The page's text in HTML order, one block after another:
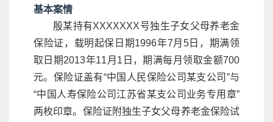
基本案情
殷某持有XXXXXXX号独生子女父母养老金
保险证，载明起保日期1996年7月5日，期满领
取日期2013年11月1日，期满每月领取金额700
元。保险证盖有“中国人民保险公司某支公司”与
“中国人寿保险公司江苏省某支公司业务专用章”
两枚印章。保险证附独生子女父母养老金保险试